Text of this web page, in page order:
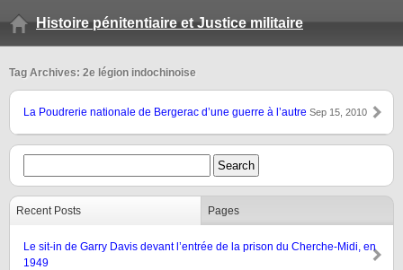
Histoire pénitentiaire et Justice militaire
Tag Archives: 2e légion indochinoise
La Poudrerie nationale de Bergerac d’une guerre à l’autre Sep 15, 2010
Recent Posts Pages
Le sit-in de Garry Davis devant l’entrée de la prison du Cherche-Midi, en
1949